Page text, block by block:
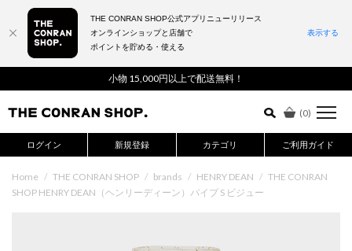
小物 15,000円以上で配送無料！
(0)
ログイン 新規登録 カテゴリ ご利用ガイド
詳細検索はこちら
Home / THE CONRAN SHOP / brands / HENRY DEAN / THE CONRAN
SHOP HENRY DEAN（ヘンリーディーン）パイプ S ビジュー
THE CONRAN SHOP公式アプリニューリリース
オンラインショップと店舗で
ポイントを貯める・使える
表示する